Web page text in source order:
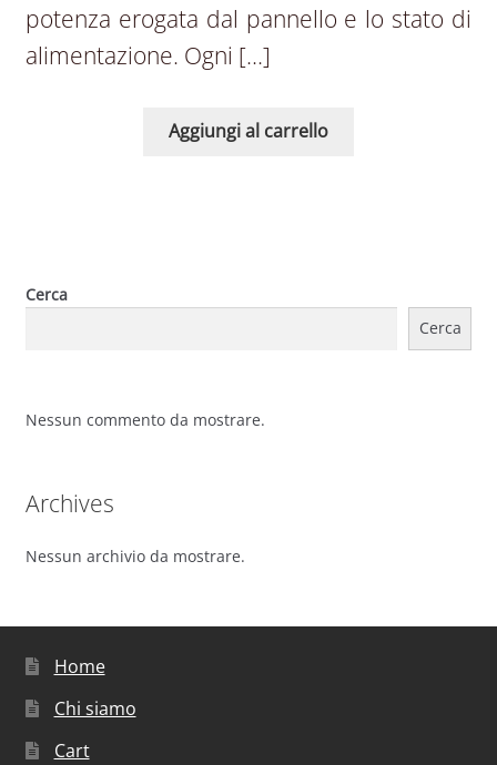
potenza erogata dal pannello e lo stato di
alimentazione. Ogni […]
Aggiungi al carrello
Cerca
Cerca
Nessun commento da mostrare.
Archives
Nessun archivio da mostrare.
Home
Chi siamo
Cart